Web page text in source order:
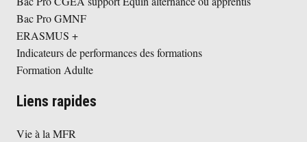
Bac Pro GMNF
ERASMUS +
Indicateurs de performances des formations
Formation Adulte
Liens rapides
Vie à la MFR